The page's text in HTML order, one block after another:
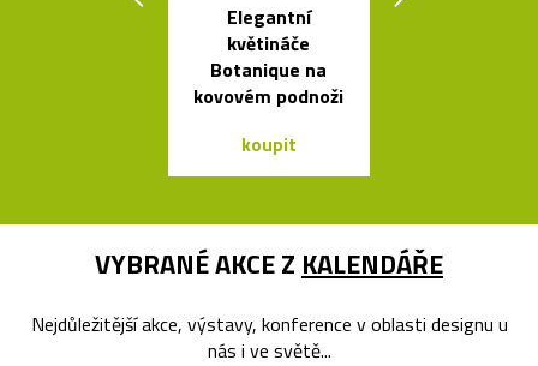
Elegantní
květináče
Botanique na
kovovém podnoži
koupit
VYBRANÉ AKCE Z KALENDÁŘE
Nejdůležitější akce, výstavy, konference v oblasti designu u
nás i ve světě...